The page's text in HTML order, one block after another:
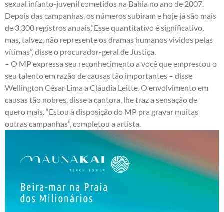
sexual infanto-juvenil cometidos na Bahia no ano de 2007.
Depois das campanhas, os números subiram e hoje já são mais
de 3.300 registros anuais.”Esse quantitativo é significativo,
mas, talvez, não represente os dramas humanos vividos pelas
vítimas”, disse o procurador-geral de Justiça.
– O MP expressa seu reconhecimento a você que emprestou o
seu talento em razão de causas tão importantes – disse
Wellington César Lima a Cláudia Leitte. O envolvimento em
causas tão nobres, disse a cantora, lhe traz a sensação de
quero mais. “Estou à disposição do MP pra gravar muitas
outras campanhas”, completou a artista.